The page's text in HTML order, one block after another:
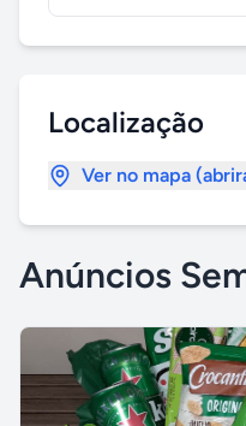
Localização
Ver no mapa
Anúncios